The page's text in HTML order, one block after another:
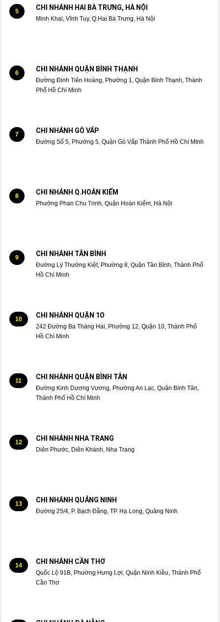
5 CHI NHÁNH HAI BÀ TRƯNG, HÀ NỘI
Minh Khai, Vĩnh Tuy, Q.Hai Bà Trưng, Hà Nội
6 CHI NHÁNH QUẬN BÌNH THẠNH
Đường Đinh Tiên Hoàng, Phường 1, Quận Bình Thạnh, Thành
Phố Hồ Chí Minh
7 CHI NHÁNH GÒ VẤP
Đường Số 5, Phường 5, Quận Gò Vấp Thành Phố Hồ Chí MInh
8 CHI NHÁNH Q.HOÀN KIẾM
Phường Phan Chu Trinh, Quận Hoàn Kiếm, Hà Nội
9 CHI NHÁNH TÂN BÌNH
Đường Lý Thường Kiệt, Phường 8, Quận Tân Bình, Thành Phố
Hồ Chí Minh
10 CHI NHÁNH QUẬN 1O
242 Đường Ba Tháng Hai, Phường 12, Quận 10, Thành Phố
Hồ Chí Minh
11 CHI NHÁNH QUẬN BÌNH TÂN
Đường Kinh Dương Vương, Phường An Lạc, Quận Bình Tân,
Thành Phố Hồ Chí Minh
12 CHI NHÁNH NHA TRANG
Diên Phước, Diên Khánh, Nha Trang
13 CHI NHÁNH QUẢNG NINH
Đường 25/4, P. Bạch Đằng, TP. Hạ Long, Quảng Ninh
14 CHI NHÁNH CẦN THƠ
Quốc Lộ 91B, Phường Hưng Lợi, Quận Ninh Kiều, Thành Phố
Cần Thơ